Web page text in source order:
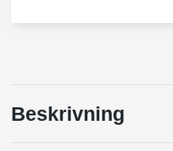
Beskrivning